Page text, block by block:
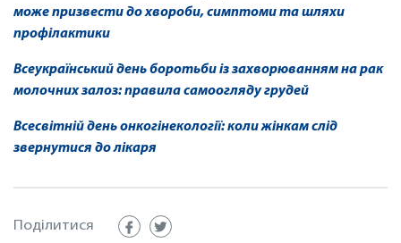
може призвести до хвороби, симптоми та шляхи
профілактики
Всеукраїнський день боротьби із захворюванням на рак
молочних залоз: правила самоогляду грудей
Всесвітній день онкогінекології: коли жінкам слід
звернутися до лікаря
Поділитися